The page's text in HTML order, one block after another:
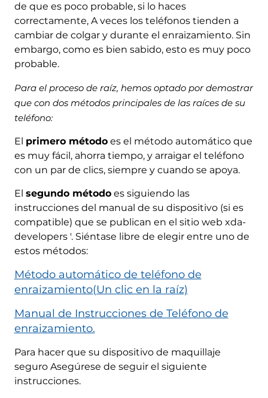
de que es poco probable, si lo haces
correctamente, A veces los teléfonos tienden a
cambiar de colgar y durante el enraizamiento. Sin
embargo, como es bien sabido, esto es muy poco
probable.
Para el proceso de raíz, hemos optado por demostrar
que con dos métodos principales de las raíces de su
teléfono:
El primero métodoes el método automático que
es muy fácil, ahorra tiempo, y arraigar el teléfono
con un par de clics, siempre y cuando se apoya.
El segundo métodoes siguiendo las
instrucciones del manual de su dispositivo (si es
compatible) que se publican en el sitio web xda-
developers '. Siéntase libre de elegir entre uno de
estos métodos:
Método automático de teléfono de
enraizamiento(Un clic en la raíz)
Manual de Instrucciones de Teléfono de
enraizamiento.
Para hacer que su dispositivo de maquillaje
seguro Asegúrese de seguir el siguiente
instrucciones.